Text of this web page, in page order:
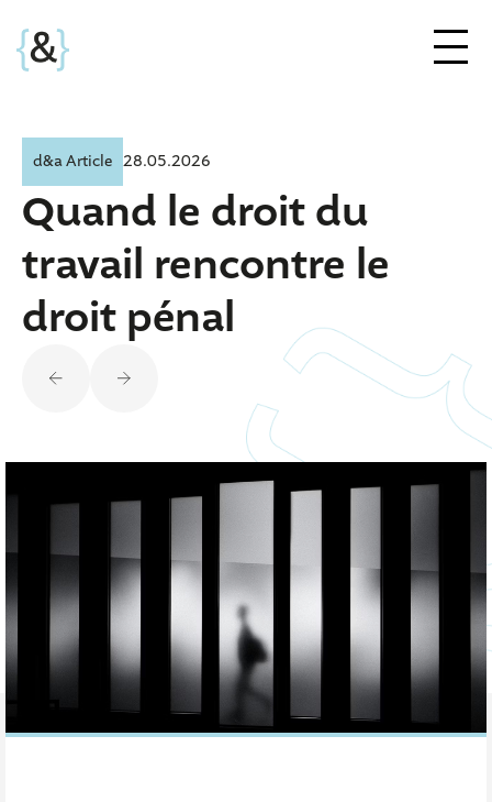
d&a Article 28.05.2026
Quand le droit du
travail rencontre le
droit pénal